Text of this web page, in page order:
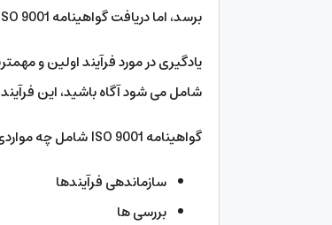
برسد، اما دریافت گواهینامه ISO 9001 مطمئناً برای شما مفید خواهد بود.
شامل می شود آگاه باشید، این
گواهینامه ISO 9001 شامل چه مواردی است؟
سازماندهی فرآیندها
بررسی ها